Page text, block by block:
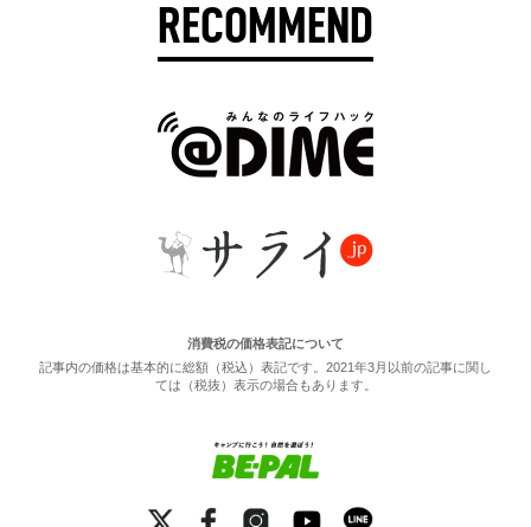
RECOMMEND
消費税の価格表記について
記事内の価格は基本的に総額（税込）表記です。2021年3月以前の記事に関し
ては（税抜）表示の場合もあります。